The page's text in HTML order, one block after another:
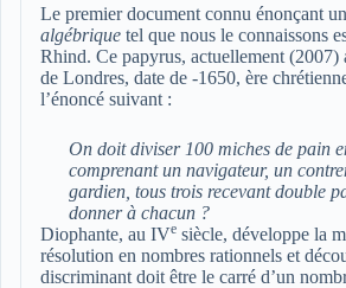
Le premier document connu énonçant un
algébrique tel que nous le connaissons
Rhind. Ce papyrus, actuellement
de Londres, date de -1650, ère
l’énoncé suivant :
On doit diviser 100 miches de pain
comprenant un navigateur, un
gardien, tous trois recevant double
donner à chacun ?
Diophante, au IVe siècle, développe la
résolution en nombres rationnels et
discriminant doit être le carré d’un